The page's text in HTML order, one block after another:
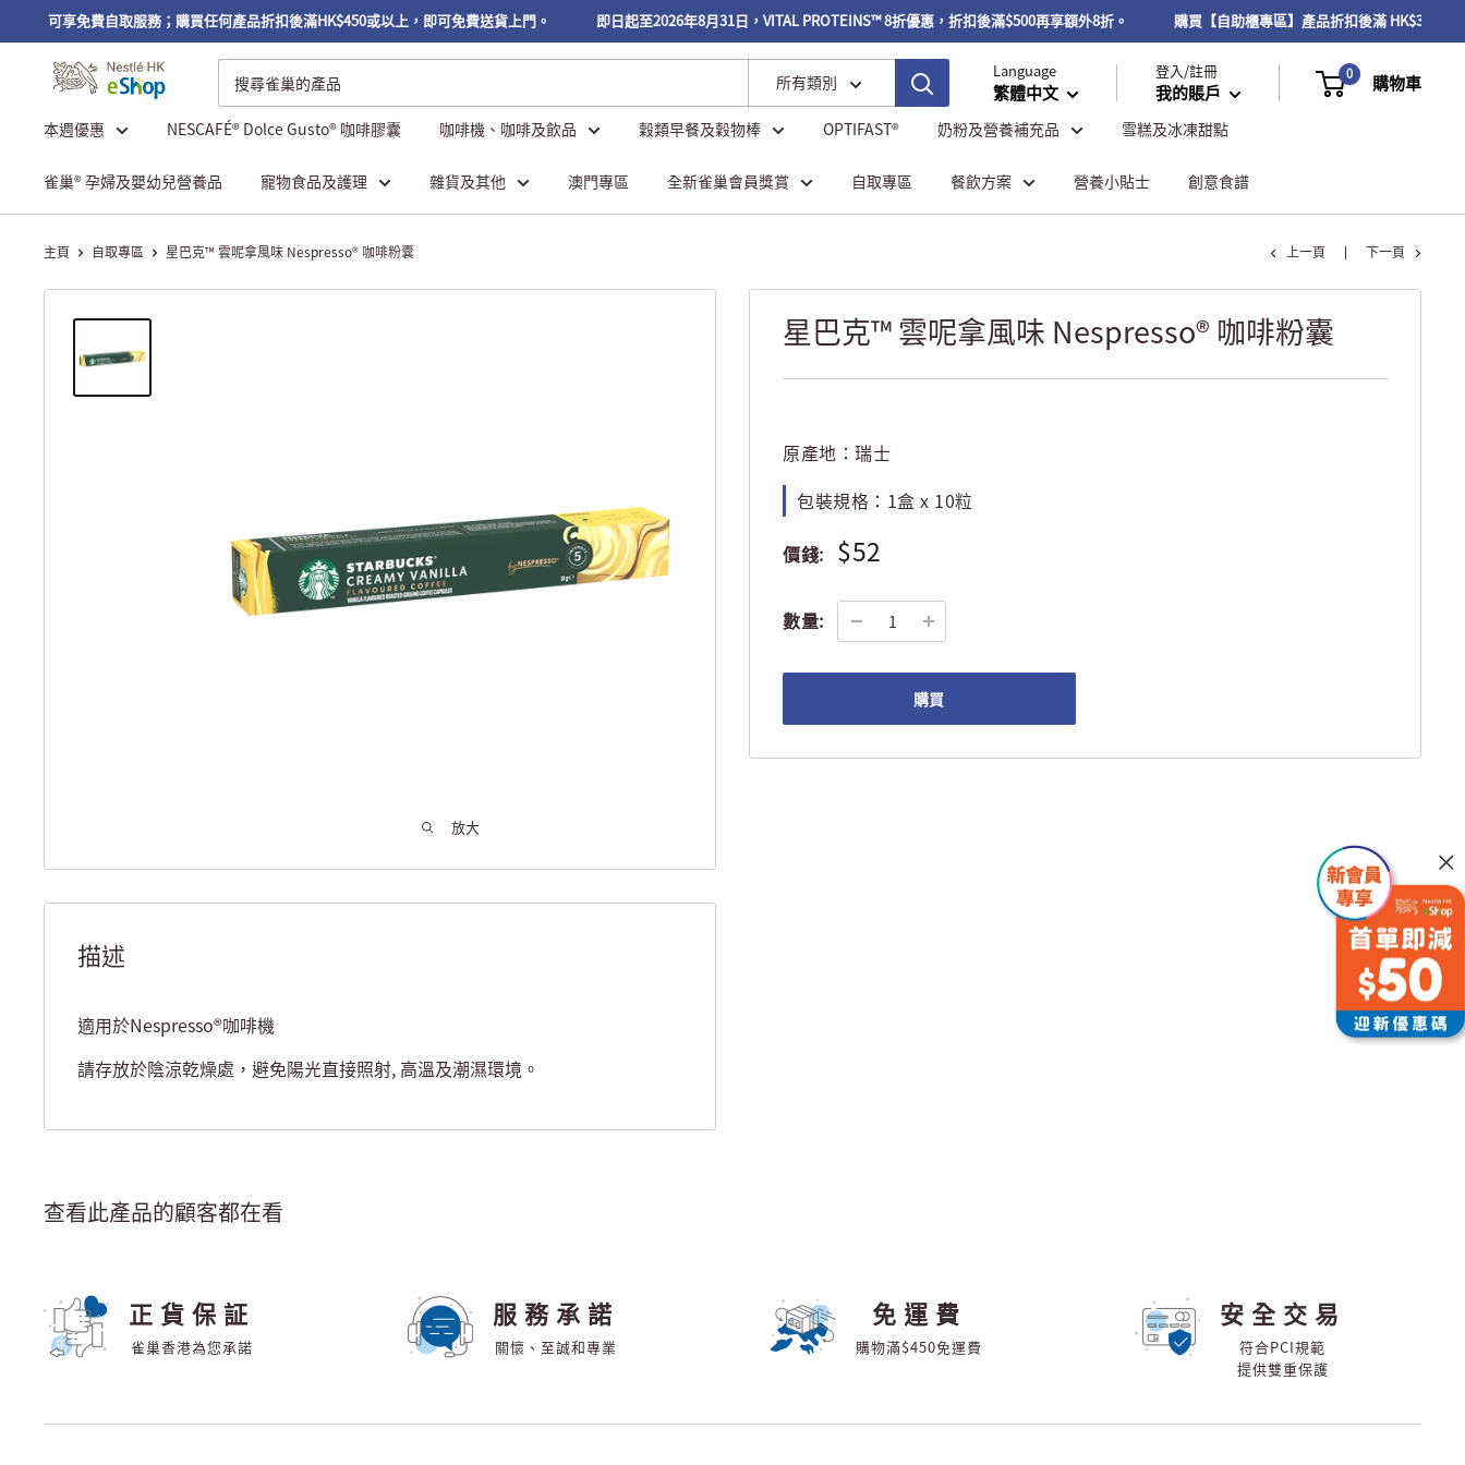
，可享免費自取服務；購買任何產品折扣後滿HK$450或以上，即可免費送貨上門。 即日起至2026年8月31日，VITAL PROTEINS™ 8折優惠，折扣後滿$500再享額外8折。 購買【自助櫃專區】產品折扣後滿 HK$300或
所有類別
Language
繁體中文
登入/註冊
我的賬戶
0 購物車
本週優惠 NESCAFÉ® Dolce Gusto® 咖啡膠囊 咖啡機、咖啡及飲品 穀類早餐及穀物棒 OPTIFAST® 奶粉及營養補充品 雪糕及冰凍甜點
雀巢® 孕婦及嬰幼兒營養品 寵物食品及護理 雜貨及其他 澳門專區 全新雀巢會員獎賞 自取專區 餐飲方案 營養小貼士 創意食譜
主頁 自取專區 星巴克™ 雲呢拿風味 Nespresso® 咖啡粉囊 上一頁 下一頁
放大
星巴克™ 雲呢拿風味 Nespresso® 咖啡粉囊
原產地： 瑞士
包裝規格： 1盒 x 10粒
價錢: $52
數量:
購買
描述
適用於Nespresso®咖啡機
請存放於陰涼乾燥處，避免陽光直接照射, 高溫及潮濕環境。
查看此產品的顧客都在看
正貨保証
雀巢香港為您承諾
服務承諾
關懷、至誠和專業
免運費
購物滿$450免運費
安全交易
符合PCI規範
提供雙重保護